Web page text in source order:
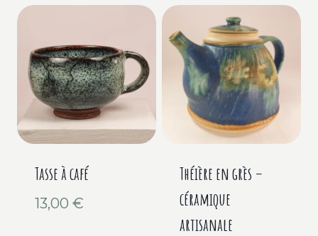
Tasse à café
13,00 €
Théière en grès –
céramique
artisanale